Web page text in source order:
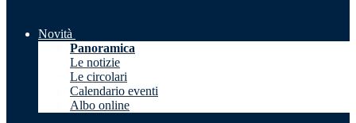
Novità
Panoramica
Le notizie
Le circolari
Calendario eventi
Albo online